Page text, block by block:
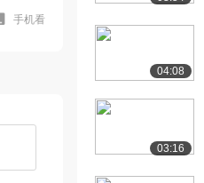
手机看
04:08
03:16